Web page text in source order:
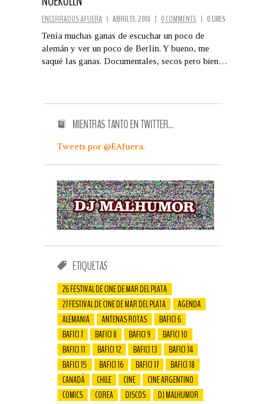
ENCERRADOS AFUERA | ABRIL 13, 2010 | 0 COMMENTS | 0 LIKES
Tenía muchas ganas de escuchar un poco de
alemán y ver un poco de Berlín. Y bueno, me
saqué las ganas. Documentales, secos pero bien…
MIENTRAS TANTO EN TWITTER…
Tweets por @EAfuera.
ETIQUETAS
26 FESTIVAL DE CINE DE MAR DEL PLATA
27 FESTIVAL DE CINE DE MAR DEL PLATA
AGENDA
ALEMANIA
ANTENAS ROTAS
BAFICI 6
BAFICI 7
BAFICI 8 BAFICI 9
BAFICI 10
BAFICI 11
BAFICI 12 BAFICI 13
BAFICI 14
BAFICI 15
BAFICI 16 BAFICI 17
BAFICI 18
CANADÁ
CHILE CINE
CINE ARGENTINO
COMICS
COREA DISCOS
DJ MALHUMOR